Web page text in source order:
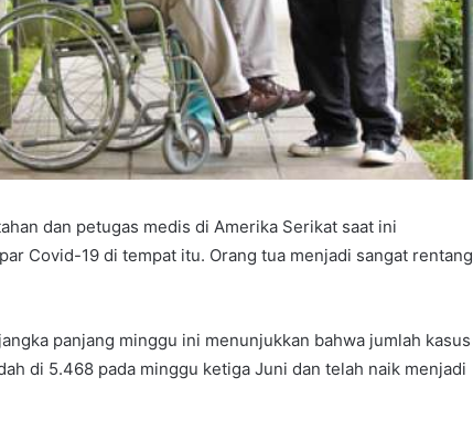
dan petugas medis di Amerika Serikat saat ini
Covid-19 di tempat itu. Orang tua menjadi sangat rentang
panjang minggu ini menunjukkan bahwa jumlah kasus
di 5.468 pada minggu ketiga Juni dan telah naik menjadi